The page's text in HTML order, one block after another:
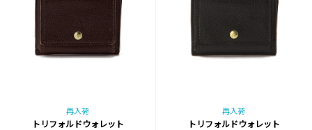
再入荷
トリフォルドウォレット
再入荷
トリフォルドウォレット